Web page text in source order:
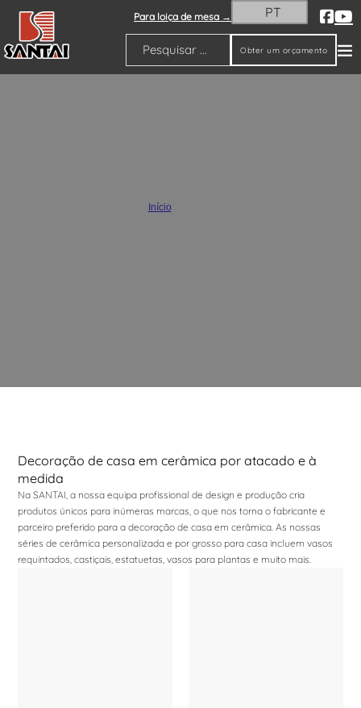
Para loiça de mesa → PT
Pesquisar
Obter um orçamento
Início
Decoração de casa em cerâmica por atacado e à
medida
Na SANTAI, a nossa equipa profissional de design e produção cria
produtos únicos para inúmeras marcas, o que nos torna o fabricante e
parceiro preferido para a decoração de casa em cerâmica. As nossas
séries de cerâmica personalizada e por grosso para casa incluem vasos
requintados, castiçais, estatuetas, vasos para plantas e muito mais.